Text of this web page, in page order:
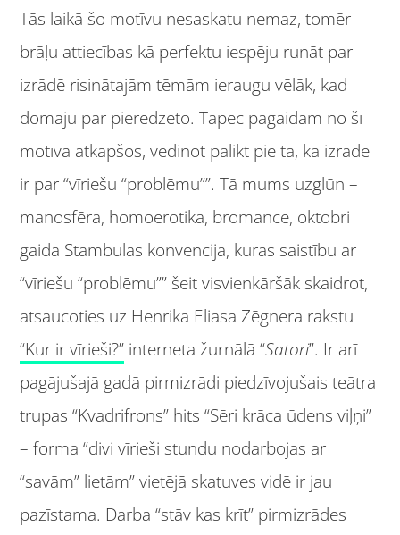
Tās laikā šo motīvu nesaskatu nemaz, tomēr
brāļu attiecības kā perfektu iespēju runāt par
izrādē risinātajām tēmām ieraugu vēlāk, kad
domāju par pieredzēto. Tāpēc pagaidām no šī
motīva atkāpšos, vedinot palikt pie tā, ka izrāde
ir par “vīriešu “problēmu””. Tā mums uzglūn –
manosfēra, homoerotika, bromance, oktobri
gaida Stambulas konvencija, kuras saistību ar
“vīriešu “problēmu”” šeit visvienkāršāk skaidrot,
atsaucoties uz Henrika Eliasa Zēgnera rakstu
“Kur ir vīrieši?” interneta žurnālā “Satori”. Ir arī
pagājušajā gadā pirmizrādi piedzīvojušais teātra
trupas “Kvadrifrons” hits “Sēri krāca ūdens viļņi”
– forma “divi vīrieši stundu nodarbojas ar
“savām” lietām” vietējā skatuves vidē ir jau
pazīstama. Darba “stāv kas krīt” pirmizrādes